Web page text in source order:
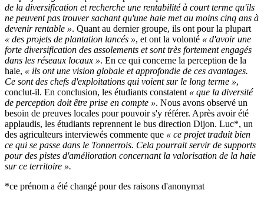
de la diversification et recherche une rentabilité à court terme qu'ils
ne peuvent pas trouver sachant qu'une haie met au moins cinq ans à
devenir rentable ». Quant au dernier groupe, ils ont pour la plupart
« des projets de plantation lancés », et ont la volonté « d'avoir une
forte diversification des assolements et sont très fortement engagés
dans les réseaux locaux ». En ce qui concerne la perception de la
haie, « ils ont une vision globale et approfondie de ces avantages.
Ce sont des chefs d'exploitations qui voient sur le long terme »,
conclut-il. En conclusion, les étudiants constatent « que la diversité
de perception doit être prise en compte ». Nous avons observé un
besoin de preuves locales pour pouvoir s'y référer. Après avoir été
applaudis, les étudiants reprennent le bus direction Dijon. Luc*, un
des agriculteurs interviewés commente que « ce projet traduit bien
ce qui se passe dans le Tonnerrois. Cela pourrait servir de supports
pour des pistes d'amélioration concernant la valorisation de la haie
sur ce territoire ».
*ce prénom a été changé pour des raisons d'anonymat